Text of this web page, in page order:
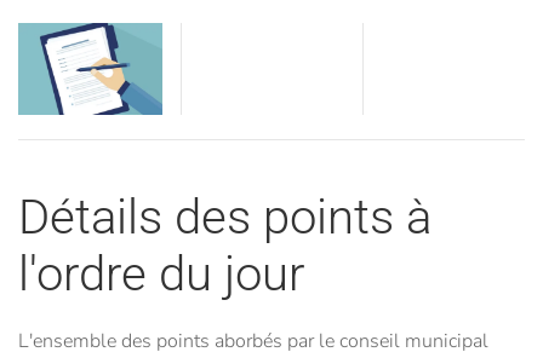
Visualiser
Détails des points à
l'ordre du jour
L'ensemble des points aborbés par le conseil municipal